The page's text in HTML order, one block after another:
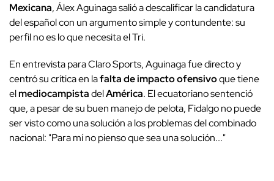
Mexicana, Álex Aguinaga salió a descalificar la candidatura
del español con un argumento simple y contundente: su
perfil no es lo que necesita el Tri.
En entrevista para Claro Sports, Aguinaga fue directo y
centró su crítica en lafalta de impacto ofensivoque tiene
elmediocampistadelAmérica. El ecuatoriano sentenció
que, a pesar de su buen manejo de pelota, Fidalgo no puede
ser visto como una solución a los problemas del combinado
nacional: "Para mí no pienso que sea una solución..."